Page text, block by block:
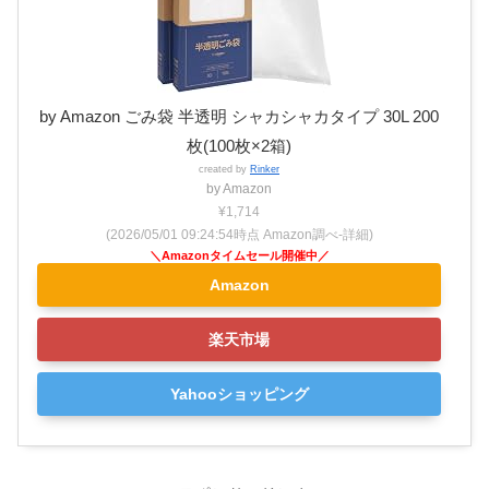
by Amazon ごみ袋 半透明 シャカシャカタイプ 30L 200
枚(100枚×2箱)
created by Rinker
by Amazon
¥1,714
(2026/05/01 09:24:54時点 Amazon調べ-詳細)
Amazon
楽天市場
Yahooショッピング